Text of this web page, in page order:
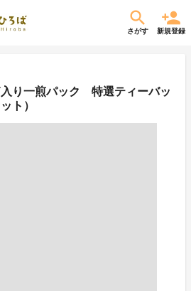
さがす 新規登録
り一煎パック 特選ティーバッ
ト）